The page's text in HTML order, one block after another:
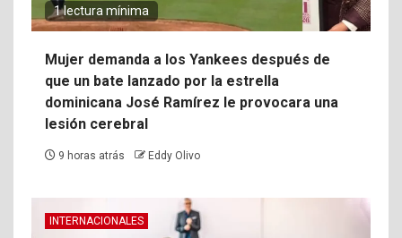
1 lectura mínima
Mujer demanda a los Yankees después de
que un bate lanzado por la estrella
dominicana José Ramírez le provocara una
lesión cerebral
9 horas atrás Eddy Olivo
INTERNACIONALES